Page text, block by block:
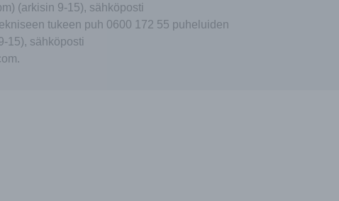
(arkisin 9-15), sähköposti
tukeen puh 0600 172 55 puheluiden
15), sähköposti